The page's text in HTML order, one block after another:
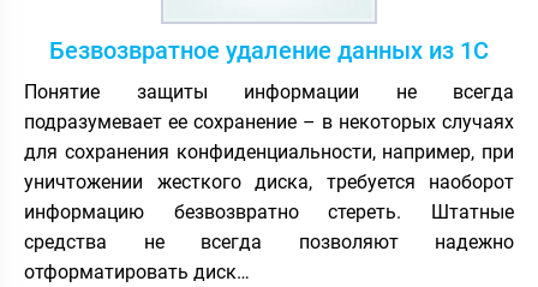
Безвозвратное удаление данных из 1С
Понятие защиты информации не всегда
подразумевает ее сохранение – в некоторых случаях
для сохранения конфиденциальности, например, при
уничтожении жесткого диска, требуется наоборот
информацию безвозвратно стереть. Штатные
средства не всегда позволяют надежно
отформатировать диск…